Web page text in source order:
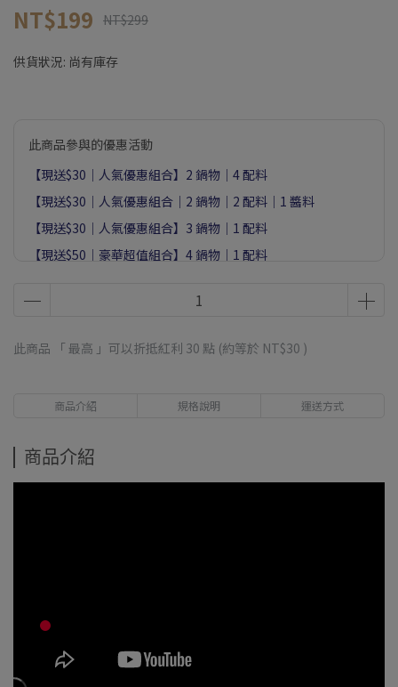
NT$199 NT$299
供貨狀況: 尚有庫存
此商品參與的優惠活動
【現送$30｜人氣優惠組合】2 鍋物｜4 配料
【現送$30｜人氣優惠組合｜2 鍋物｜2 配料｜1 醬料
【現送$30｜人氣優惠組合】3 鍋物｜1 配料
【現送$50｜豪華超值組合】4 鍋物｜1 配料
此商品 「 最高 」可以折抵紅利 30 點 (約等於 NT$30 )
商品介紹 規格說明 運送方式
商品介紹